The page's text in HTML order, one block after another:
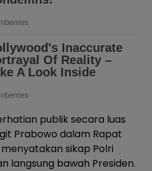
publik secara luas
Prabowo dalam Rapat
menyatakan sikap Polri
langsung bawah Presiden.